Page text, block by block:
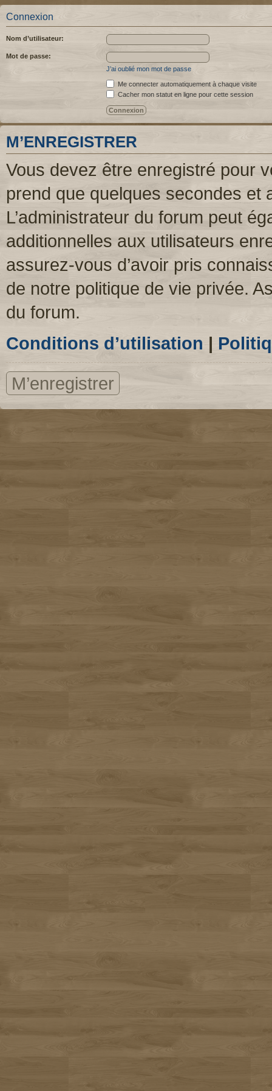
Connexion
Nom d’utilisateur:
Mot de passe:
J’ai oublié mon mot de passe
Me connecter automatiquement à chaque visite
Cacher mon statut en ligne pour cette session
M’ENREGISTRER
Vous devez être enregistré pour
prend que quelques secondes et
L’administrateur du forum peut
additionnelles aux utilisateurs
assurez-vous d’avoir pris
de notre politique de vie privée.
du forum.
Conditions d’utilisation |
M’enregistrer